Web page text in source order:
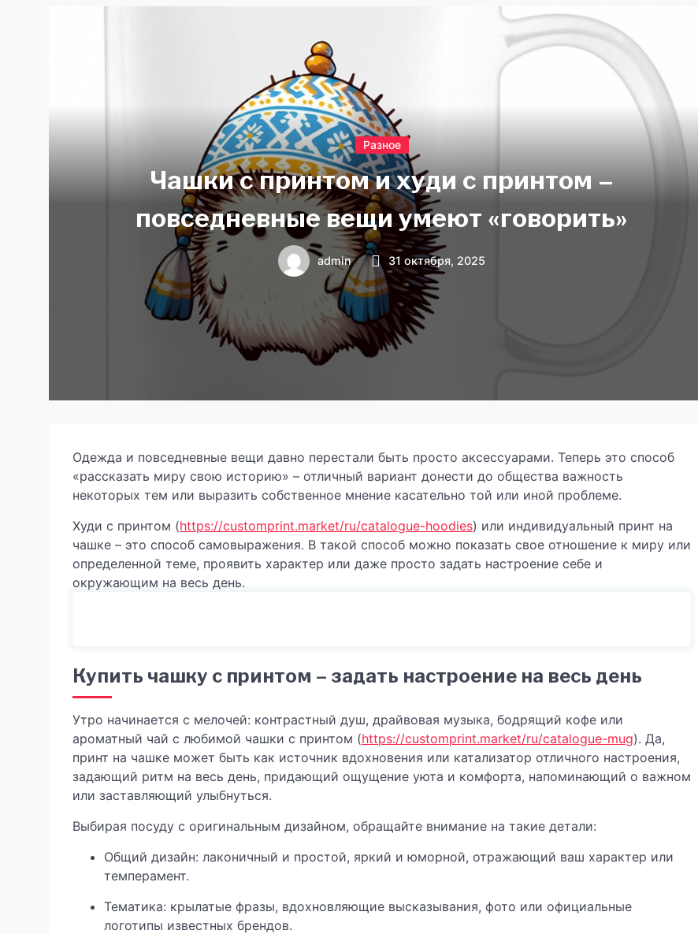
Разное
Чашки с принтом и худи с принтом –
повседневные вещи умеют «говорить»
admin 31 октября, 2025
Одежда и повседневные вещи давно перестали быть просто аксессуарами. Теперь это способ
«рассказать миру свою историю» – отличный вариант донести до общества важность
некоторых тем или выразить собственное мнение касательно той или иной проблеме.
Худи с принтом (https://customprint.market/ru/catalogue-hoodies) или индивидуальный принт на
чашке – это способ самовыражения. В такой способ можно показать свое отношение к миру или
определенной теме, проявить характер или даже просто задать настроение себе и
окружающим на весь день.
Купить чашку с принтом – задать настроение на весь день
Утро начинается с мелочей: контрастный душ, драйвовая музыка, бодрящий кофе или
ароматный чай с любимой чашки с принтом (https://customprint.market/ru/catalogue-mug). Да,
принт на чашке может быть как источник вдохновения или катализатор отличного настроения,
задающий ритм на весь день, придающий ощущение уюта и комфорта, напоминающий о важном
или заставляющий улыбнуться.
Выбирая посуду с оригинальным дизайном, обращайте внимание на такие детали:
Общий дизайн: лаконичный и простой, яркий и юморной, отражающий ваш характер или
темперамент.
Тематика: крылатые фразы, вдохновляющие высказывания, фото или официальные
логотипы известных брендов.